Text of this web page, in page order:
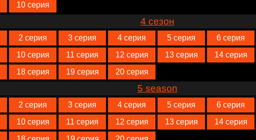
10 серия
4 сезон
2 серия 3 серия 4 серия 5 серия 6 серия
10 серия 11 серия 12 серия 13 серия 14 серия
18 серия 19 серия 20 серия
5 season
2 серия 3 серия 4 серия 5 серия 6 серия
10 серия 11 серия 12 серия 13 серия 14 серия